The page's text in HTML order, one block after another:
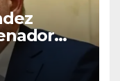
forma